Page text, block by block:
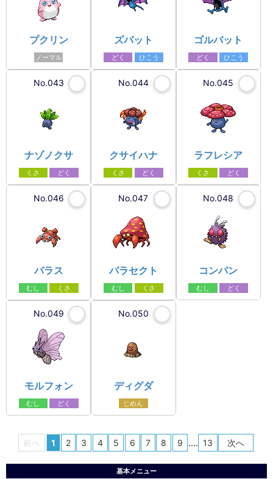
プクリン
ノーマル
ズバット
どく ひこう
ゴルバット
どく ひこう
No.043
ナゾノクサ
くさ どく
No.044
クサイハナ
くさ どく
No.045
ラフレシア
くさ どく
No.046
パラス
むし くさ
No.047
パラセクト
むし くさ
No.048
コンパン
むし どく
No.049
モルフォン
むし どく
No.050
ディグダ
じめん
前へ 1 2 3 4 5 6 7 8 9 .... 13 次へ
基本メニュー